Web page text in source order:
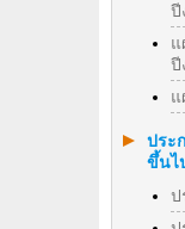
ปี
แ
ปี
แ
ประ
ขึ้นไ
ป